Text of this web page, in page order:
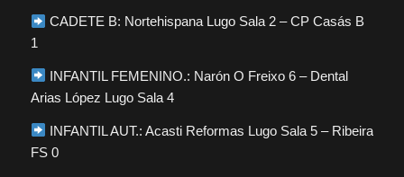
CADETE B: Nortehispana Lugo Sala 2 – CP Casás B
1
INFANTIL FEMENINO.: Narón O Freixo 6 – Dental
Arias López Lugo Sala 4
INFANTIL AUT.: Acasti Reformas Lugo Sala 5 – Ribeira
FS 0